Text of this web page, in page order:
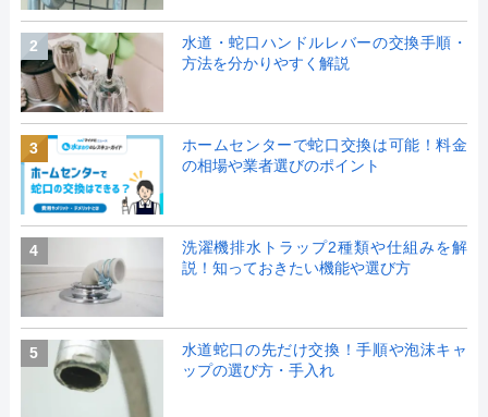
2
水道・蛇口ハンドルレバーの交換手順・
方法を分かりやすく解説
3
ホームセンターで蛇口交換は可能！料金
の相場や業者選びのポイント
4
洗濯機排水トラップ2種類や仕組みを解
説！知っておきたい機能や選び方
5
水道蛇口の先だけ交換！手順や泡沫キャ
ップの選び方・手入れ